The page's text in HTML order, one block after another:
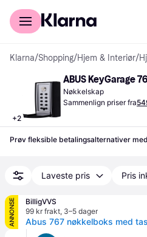
For kunder
Klarna/Shopping/Hjem & Interiør/
+2
ABUS KeyGarage
Nøkkelskap
Sammenlign priser fra
Prøv fleksible betalingsalternativer med
Laveste pris Pris
ANNONSE
BilligVVS
99 kr frakt, 3–5 dager
Abus 767 nøkkelboks med